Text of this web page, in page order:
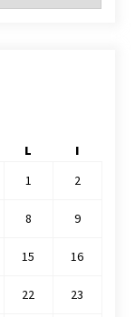
L
I
1
2
8 9
15 16
22 23